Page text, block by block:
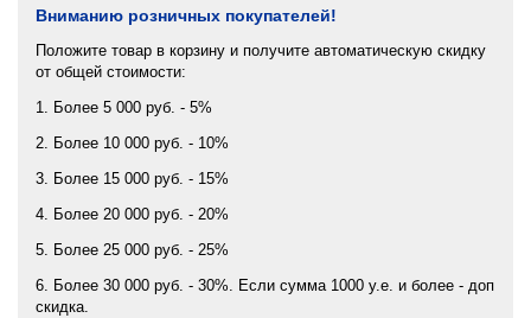
Вниманию розничных покупателей!
Положите товар в корзину и получите автоматическую скидку
от общей стоимости:
1. Более 5 000 руб. - 5%
2. Более 10 000 руб. - 10%
3. Более 15 000 руб. - 15%
4. Более 20 000 руб. - 20%
5. Более 25 000 руб. - 25%
6. Более 30 000 руб. - 30%. Если сумма 1000 у.е. и более - доп
скидка.